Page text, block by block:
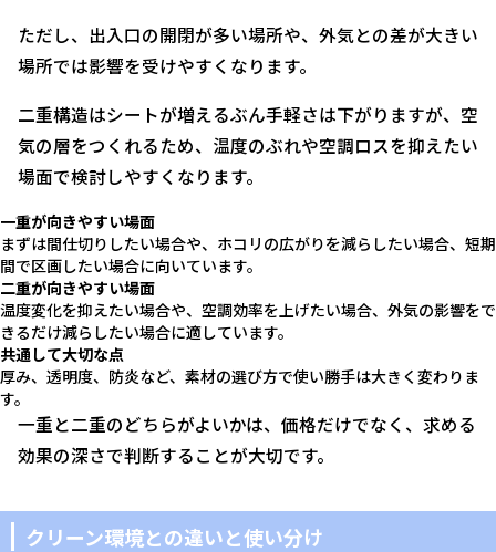
ただし、出入口の開閉が多い場所や、外気との差が大きい
場所では影響を受けやすくなります。
二重構造はシートが増えるぶん手軽さは下がりますが、空
気の層をつくれるため、温度のぶれや空調ロスを抑えたい
場面で検討しやすくなります。
一重が向きやすい場面
まずは間仕切りしたい場合や、ホコリの広がりを減らしたい場合、短期
間で区画したい場合に向いています。
二重が向きやすい場面
温度変化を抑えたい場合や、空調効率を上げたい場合、外気の影響をで
きるだけ減らしたい場合に適しています。
共通して大切な点
厚み、透明度、防炎など、素材の選び方で使い勝手は大きく変わりま
す。
一重と二重のどちらがよいかは、価格だけでなく、求める
効果の深さで判断することが大切です。
クリーン環境との違いと使い分け